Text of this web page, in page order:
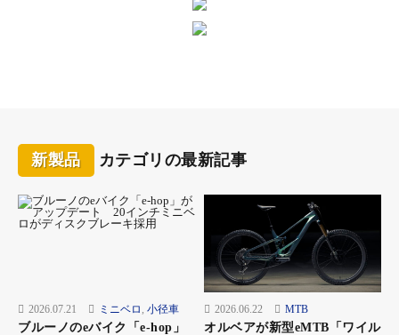
新製品 カテゴリの最新記事
2026.07.21 ミニベロ , 小径車
ブルーノのeバイク「e-hop」
2026.06.22 MTB
オルベアが新型eMTB「ワイル